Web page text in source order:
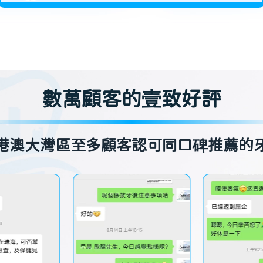
數萬顧客的壹致好評
澳大灣區至多顧客認可同口碑推薦的